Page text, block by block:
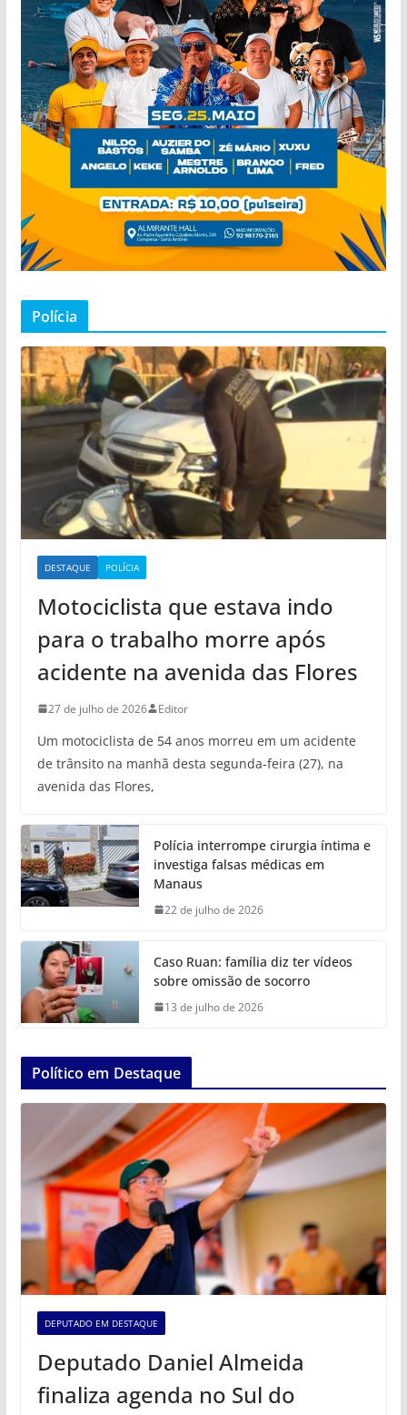
Polícia
DESTAQUE POLÍCIA
Motociclista que estava indo
para o trabalho morre após
acidente na avenida das Flores
27 de julho de 2026 Editor
Um motociclista de 54 anos morreu em um acidente
de trânsito na manhã desta segunda-feira (27), na
avenida das Flores,
Polícia interrompe cirurgia íntima e
investiga falsas médicas em
Manaus
22 de julho de 2026
Caso Ruan: família diz ter vídeos
sobre omissão de socorro
13 de julho de 2026
Político em Destaque
DEPUTADO EM DESTAQUE
Deputado Daniel Almeida
finaliza agenda no Sul do